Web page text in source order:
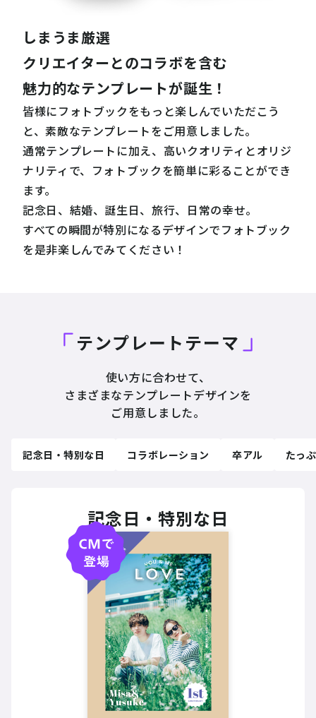
しまうま厳選
クリエイターとのコラボを含む
魅力的なテンプレートが誕生！
皆様にフォトブックをもっと楽しんでいただこう
と、素敵なテンプレートをご用意しました。
通常テンプレートに加え、高いクオリティとオリジ
ナリティで、フォトブックを簡単に彩ることができ
ます。
記念日、結婚、誕生日、旅行、日常の幸せ。
すべての瞬間が特別になるデザインでフォトブック
を是非楽しんでみてください！
テンプレートテーマ
使い方に合わせて、
さまざまなテンプレートデザインを
ご用意しました。
記念日・特別な日 コラボレーション 卒アル たっ
記念日・特別な日